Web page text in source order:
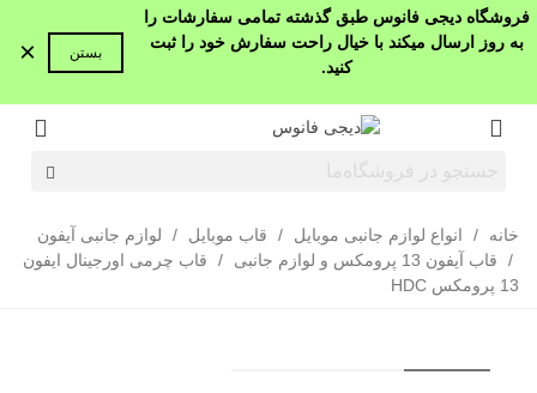
فروشگاه دیجی فانوس طبق گذشته تمامی سفارشات را
به روز ارسال میکند با خیال راحت سفارش خود را ثبت
کنید.
بستن ×
خانه / انواع لوازم جانبی موبایل / قاب موبایل /
لوازم جانبی آیفون
/
قاب آیفون 13 پرومکس و لوازم جانبی /
قاب چرمی اورجینال ایفون
13 پرومکس HDC